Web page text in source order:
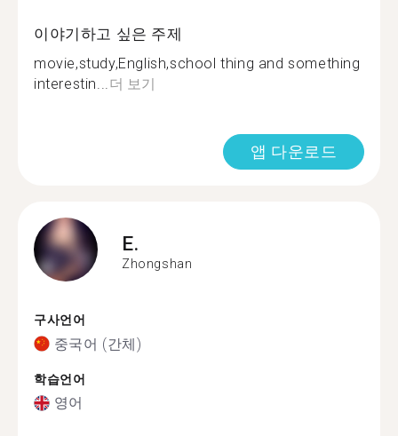
이야기하고 싶은 주제
movie,study,English,school thing and something
interestin...더 보기
앱 다운로드
E.
Zhongshan
구사언어
중국어 (간체)
학습언어
영어